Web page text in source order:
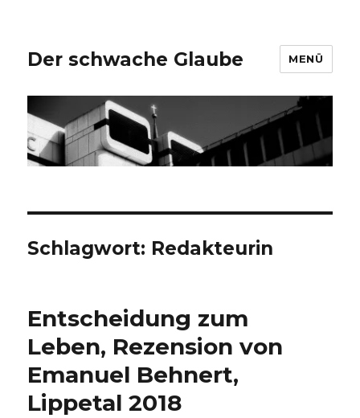
Der schwache Glaube MENÜ
Schlagwort: Redakteurin
Entscheidung zum
Leben, Rezension von
Emanuel Behnert,
Lippetal 2018